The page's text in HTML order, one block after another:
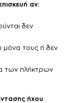
αν:
δεν
μόνα τους ή δεν
των πλήκτρων
ήχου